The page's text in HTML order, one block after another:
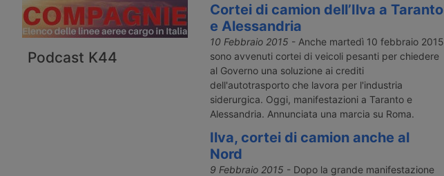
Podcast K44
Cortei di camion dell’Ilva a Taranto
e Alessandria
10 Febbraio 2015 - Anche martedì 10 febbraio 2015
sono avvenuti cortei di veicoli pesanti per chiedere
al Governo una soluzione ai crediti
dell'autotrasporto che lavora per l'industria
siderurgica. Oggi, manifestazioni a Taranto e
Alessandria. Annunciata una marcia su Roma.
Ilva, cortei di camion anche al
Nord
9 Febbraio 2015 - Dopo la grande manifestazione